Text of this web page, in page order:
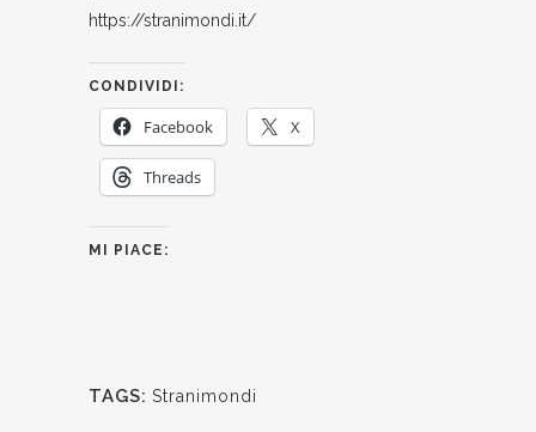
https://stranimondi.it/
CONDIVIDI:
Facebook X
Threads
MI PIACE:
TAGS: Stranimondi